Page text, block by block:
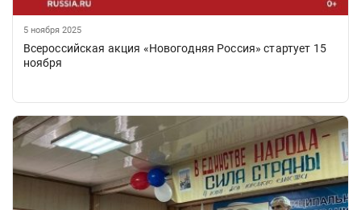
5 ноября 2025
Всероссийская акция «Новогодняя Россия» стартует 15
ноября